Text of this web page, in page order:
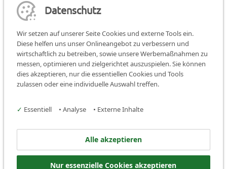
spoc GmbH
www.spoc.de
Teilen:
Facebook
Jugendbildungsstätte Burg
Datenschutz
Wir setzen auf unserer Seite Cookies und externe Tools ein.
Diese helfen uns unser Onlineangebot zu verbessern und
wirtschaftlich zu betreiben, sowie unsere Werbemaßnahmen zu
messen, optimieren und zielgerichtet auszuspielen. Sie können
dies akzeptieren, nur die essentiellen Cookies und Tools
zulassen oder eine individuelle Auswahl treffen.
✓ Essentiell • Analyse • Externe Inhalte
Alle akzeptieren
Nur essenzielle Cookies akzeptieren